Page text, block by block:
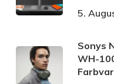
5.
Sonys
WH-